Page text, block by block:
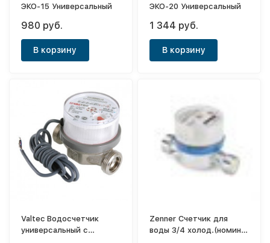
ЭКО-15 Универсальный
980 руб.
В корзину
ЭКО-20 Универсальный
1 344 руб.
В корзину
Valtec Водосчетчик
универсальный с
Zenner Счетчик для
воды 3/4 холод.(номин.